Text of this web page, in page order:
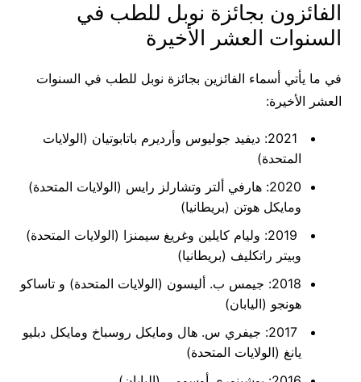
الفائزون بجائزة نوبل للطب في
السنوات العشر الأخيرة
في ما يأتي أسماء الفائزين بجائزة نوبل للطب في السنوات
العشر الأخيرة:
2021: ديفيد جوليوس وأرديرم باتابوتيان (الولايات
المتحدة)
2020: هارفي ألتر وتشارلز رايس (الولايات المتحدة)
ومايكل هوتن (بريطانيا)
2019: وليام كايلين وغريغ سيمنزا (الولايات المتحدة)
وبيتر راتكليف (بريطانيا)
2018: جيمس ب. أليسون (الولايات المتحدة) و تاساكو
هونجو (اليابان)
2017: جيفري س. هال ومايكل روسباخ ومايكل دبليو
يانغ (الولايات المتحدة)